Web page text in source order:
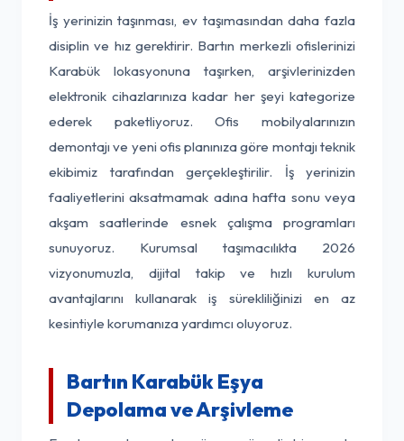
İş yerinizin taşınması, ev taşımasından daha fazla
disiplin ve hız gerektirir. Bartın merkezli ofislerinizi
Karabük lokasyonuna taşırken, arşivlerinizden
elektronik cihazlarınıza kadar her şeyi kategorize
ederek paketliyoruz. Ofis mobilyalarınızın
demontajı ve yeni ofis planınıza göre montajı teknik
ekibimiz tarafından gerçekleştirilir. İş yerinizin
faaliyetlerini aksatmamak adına hafta sonu veya
akşam saatlerinde esnek çalışma programları
sunuyoruz. Kurumsal taşımacılıkta 2026
vizyonumuzla, dijital takip ve hızlı kurulum
avantajlarını kullanarak iş sürekliliğinizi en az
kesintiyle korumanıza yardımcı oluyoruz.
Bartın Karabük Eşya
Depolama ve Arşivleme